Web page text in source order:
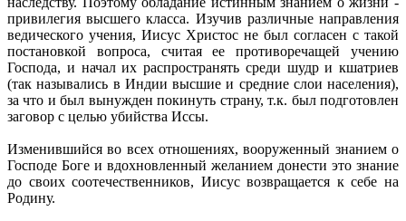
привилегия высшего класса. Изучив различные направления
ведического учения, Иисус Христос не был согласен с такой
постановкой вопроса, считая ее противоречащей учению
Господа, и начал их распространять среди шудр и кшатриев
(так назывались в Индии высшие и средние слои населения),
за что и был вынужден покинуть страну, т.к. был подготовлен
заговор с целью убийства Иссы.
Изменившийся во всех отношениях, вооруженный знанием о
Господе Боге и вдохновленный желанием донести это знание
до своих соотечественников, Иисус возвращается к себе на
Родину.